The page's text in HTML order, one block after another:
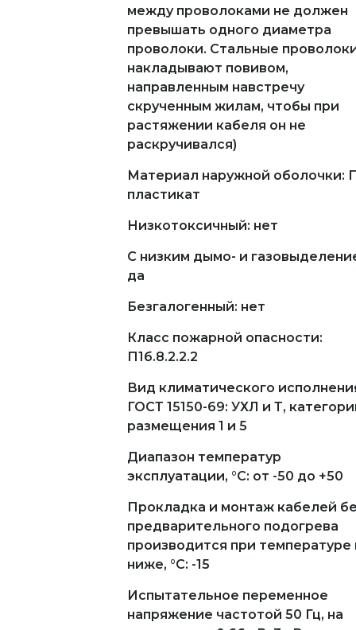
между проволоками не должен
превышать одного диаметра
проволоки. Стальные
накладывают повивом,
направленным навстречу
скрученным жилам, чтобы при
растяжении кабеля он не
раскручивался)
Материал наружной оболочки:
пластикат
Низкотоксичный: нет
С низким дымо- и
да
Безгалогенный: нет
Класс пожарной опасности:
П1б.8.2.2.2
Вид климатического
ГОСТ 15150-69: УХЛ и Т,
размещения 1 и 5
Диапазон температур
эксплуатации, °С: от -50 до +50
Прокладка и монтаж кабелей
предварительного подогрева
производится при температуре
ниже, °С: -15
Испытательное переменное
напряжение частотой 50 Гц, на